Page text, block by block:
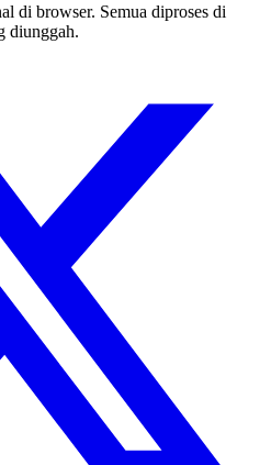
di browser. Semua diproses di
diunggah.